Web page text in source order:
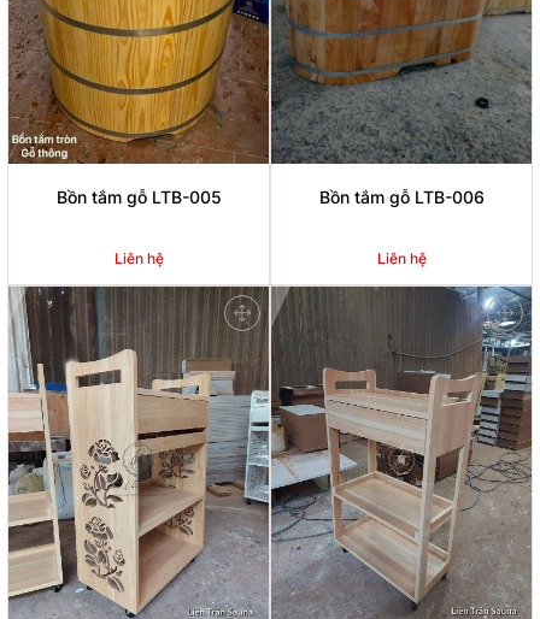
Bồn tắm gỗ LTB-005
Liên hệ
Bồn tắm gỗ LTB-006
Liên hệ